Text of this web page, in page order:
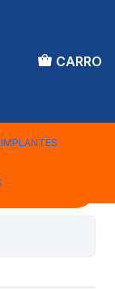
CARRO
IMPLANTES